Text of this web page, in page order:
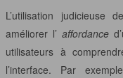
L’utilisation judicieuse
améliorer l’ affordance
utilisateurs à
l’interface. Par